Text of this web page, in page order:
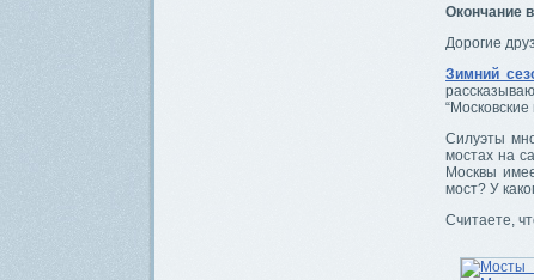
Окончание
Дорогие
Зимний
Силуэты
мостах на
Москвы
мост? У
Считаете,